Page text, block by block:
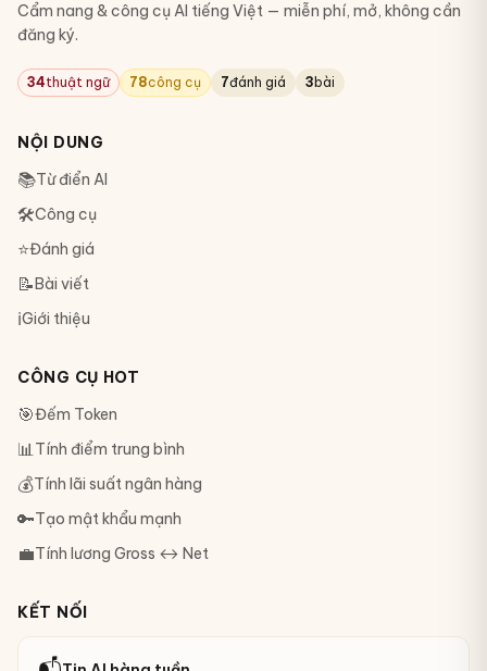
Cẩm nang & công cụ AI tiếng Việt — miễn phí, mở, không cần
đăng ký.
34thuật ngữ 78công cụ 7đánh giá 3 bài
NỘI DUNG
📚Từ điển AI
🛠Công cụ
⭐Đánh giá
📝Bài viết
ℹ️Giới thiệu
CÔNG CỤ HOT
🎯Đếm Token
📊Tính điểm trung bình
💰Tính lãi suất ngân hàng
🔑Tạo mật khẩu mạnh
💼Tính lương Gross ↔ Net
KẾT NỐI